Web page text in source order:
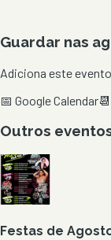
Guardar nas
Adiciona este
📅 Google Calendar
Outros
Festas de